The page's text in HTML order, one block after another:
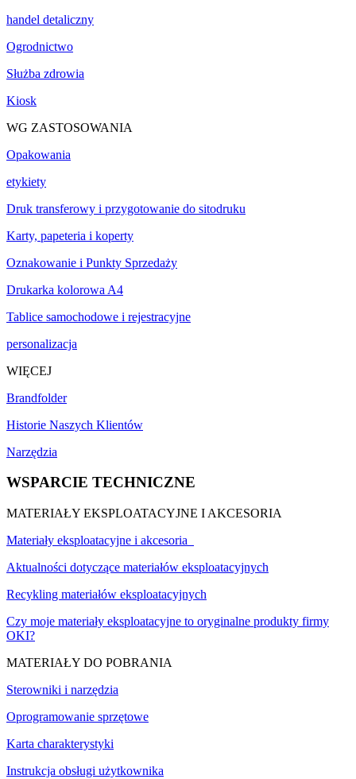
handel detaliczny
Ogrodnictwo
Służba zdrowia
Kiosk
WG ZASTOSOWANIA
Opakowania
etykiety
Druk transferowy i przygotowanie do sitodruku
Karty, papeteria i koperty
Oznakowanie i Punkty Sprzedaży
Drukarka kolorowa A4
Tablice samochodowe i rejestracyjne
personalizacja
WIĘCEJ
Brandfolder
Historie Naszych Klientów
Narzędzia
WSPARCIE TECHNICZNE
MATERIAŁY EKSPLOATACYJNE I AKCESORIA
Materiały eksploatacyjne i akcesoria
Aktualności dotyczące materiałów eksploatacyjnych
Recykling materiałów eksploatacyjnych
Czy moje materiały eksploatacyjne to oryginalne produkty firmy
OKI?
MATERIAŁY DO POBRANIA
Sterowniki i narzędzia
Oprogramowanie sprzętowe
Karta charakterystyki
Instrukcja obsługi użytkownika